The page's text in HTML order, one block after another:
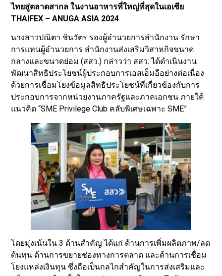
ไทยสู่ตลาดสากล ในงานอาหารที่ใหญ่ที่สุดในเอเซีย
THAIFEX – ANUGA ASIA 2024
นางสาวปณิตา ชินวัตร รองผู้อำนวยการสำนักงาน รักษา
การแทนผู้อำนวยการ สำนักงานส่งเสริมวิสาหกิจขนาด
กลางและขนาดย่อม (สสว.) กล่าวว่า สสว. ได้ดำเนินงาน
พัฒนาสิทธิประโยชน์ผู้ประกอบการเอสเอ็มอีอย่างต่อเนื่อง
ด้วยการเชื่อมโยงข้อมูลสิทธิประโยชน์ที่เกี่ยวข้องกับการ
ประกอบการจากหน่วยงานภาครัฐและภาคเอกชน ภายใต้
แนวคิด “SME Privilege Club คลับพิเศษเฉพาะ SME”
โดยมุ่งเน้นใน 3 ด้านสำคัญ ได้แก่ ด้านการเพิ่มผลิตภาพ/ลด
ต้นทุน ด้านการขยายช่องทางการตลาด และด้านการเชื่อม
โยงแหล่งเงินทุน ซึ่งถือเป็นกลไกสำคัญในการส่งเสริมและ